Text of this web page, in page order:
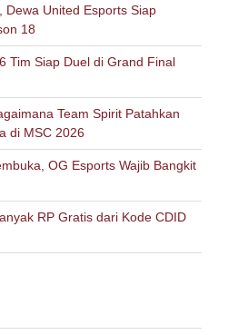
Dewa United Esports Siap
18
Tim Siap Duel di Grand Final
Team Spirit Patahkan
di MSC 2026
OG Esports Wajib Bangkit
RP Gratis dari Kode CDID